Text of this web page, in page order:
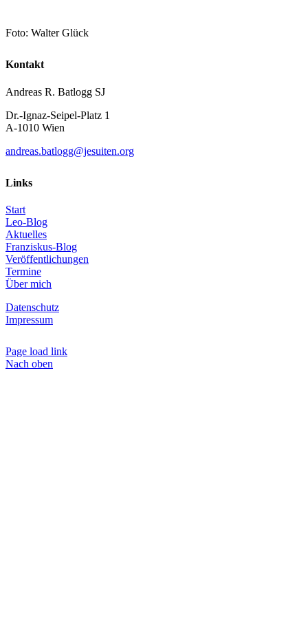
Foto: Walter Glück
Kontakt
Andreas R. Batlogg SJ
Dr.-Ignaz-Seipel-Platz 1
A-1010 Wien
andreas.batlogg@jesuiten.org
Links
Start
Leo-Blog
Aktuelles
Franziskus-Blog
Veröffentlichungen
Termine
Über mich
Datenschutz
Impressum
Page load link
Nach oben